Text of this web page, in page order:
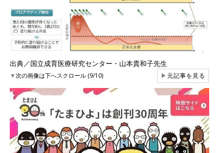
出典／国立成育医療研究センター・山本貴和子先生
▼次の画像は下へスクロール (9/10) ▶元記事を見る